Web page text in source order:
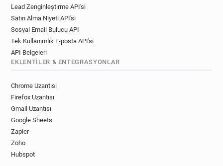
Lead Zenginleştirme API'si
Satın Alma Niyeti API'si
Sosyal Email Bulucu API
Tek Kullanımlık E-posta API'si
API Belgeleri
EKLENTILER & ENTEGRASYONLAR
Chrome Uzantısı
Firefox Uzantısı
Gmail Uzantısı
Google Sheets
Zapier
Zoho
Hubspot